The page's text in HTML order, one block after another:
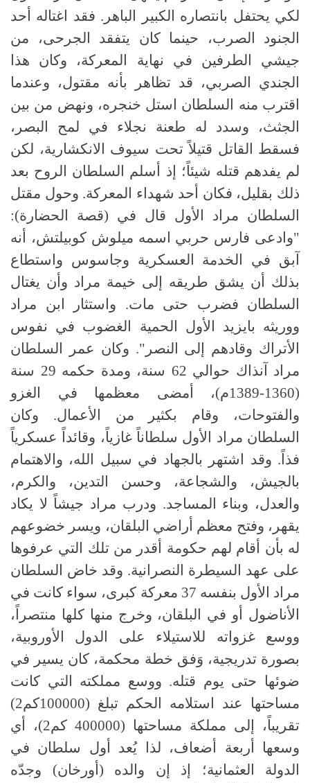
لكي يحتفل بانتصاره الكبير الباهر. فقد اغتاله أحد
الجنود الصرب، حينما كان يتفقد الجرحى، من
جيشي الطرفين في نهاية المعركة، وكان هذا
الجندي الصربي، قد تظاهر بأنه مقتول، وعندما
اقترب منه السلطان استل خنجره، ونهض من بين
الجثث، وسدد له طعنة نجلاء في لمح البصر،
فسقط القاتل قتيلاً تحت سيوف الانكشارية، لكن
لم يفدهم قتله شيئاً؛ إذ أسلم السلطان الروح بعد
ذلك بقليل، فكان أحد شهداء المعركة. وحول مقتل
السلطان مراد الأول قال في (قصة الحضارة):
"وادعى فارس حربي اسمه ميلوش كوبيلتش، أنه
آبق في الخدمة العسكرية وجاسوس واستطاع
بذلك أن يشق طريقه إلى خيمة مراد وأن يغتال
السلطان فضرب حتى مات. واستثار ابن مراد
ووريثه بايزيد الأول الحمية الغضوب في نفوس
الأتراك وقادهم إلى النصر". وكان عمر السلطان
مراد آنذاك حوالي 62 سنة، ومدة حكمه 29 سنة
(1360-1389م)، أمضى معظمها في الغزو
والفتوحات، وقام بكثير من الأعمال. وكان
السلطان مراد الأول سلطاناً غازياً، وقائداً عسكرياً
فذاً. وقد اشتهر بالجهاد في سبيل الله، والاهتمام
بالجيش، والشجاعة، وحسن التدين، والكرم،
والعدل، وبناء المساجد. ودرب مراد جيشاً لا يكاد
يقهر، وفتح معظم أراضي البلقان، ويسر خضوعهم
له بأن أقام لهم حكومة أقدر من تلك التي عرفوها
على عهد السيطرة النصرانية. وقد خاض السلطان
مراد الأول بنفسه 37 معركة كبرى، سواء كانت في
الأناضول أو في البلقان، وخرج منها كلها منتصراً،
ووسع غزواته للاستيلاء على الدول الأوروبية،
بصورة تدريجية، وَفق خطة محكمة، كان يسير في
ضوئها حتى يوم قتله. ووسع مملكته التي كانت
مساحتها عند استلامه الحكم تبلغ (100000كم2)
تقريباً، إلى مملكة مساحتها (400000 كم2)، أي
وسعها أربعة أضعاف، لذا يُعد أول سلطان في
الدولة العثمانية؛ إذ إن والده (أورخان) وجدّه